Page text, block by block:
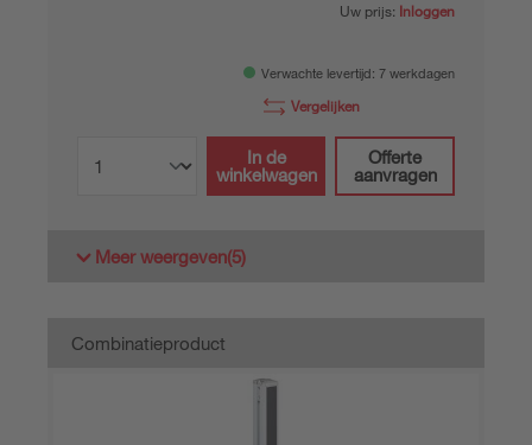
Uw prijs: Inloggen
Verwachte levertijd: 7 werkdagen
Vergelijken
In de
winkelwagen
Offerte
aanvragen
Meer weergeven(5)
Combinatieproduct